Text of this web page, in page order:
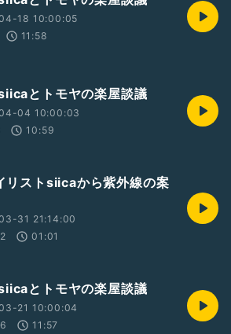
18 10:00:05
11:58
とトモヤの楽屋談議
04 10:00:03
10:59
リストsiicaから紫外線の案
31 21:14:00
01:01
とトモヤの楽屋談議
21 10:00:04
11:57